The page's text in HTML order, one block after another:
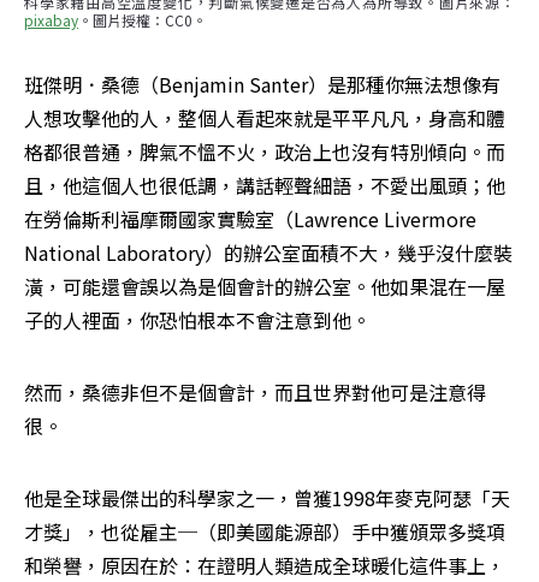
pixabay 。圖片授權：CC0。
班傑明．桑德（Benjamin Santer）是那種你無法想像有
人想攻擊他的人，整個人看起來就是平平凡凡，身高和體
格都很普通，脾氣不慍不火，政治上也沒有特別傾向。而
且，他這個人也很低調，講話輕聲細語，不愛出風頭；他
在勞倫斯利福摩爾國家實驗室（Lawrence Livermore
National Laboratory）的辦公室面積不大，幾乎沒什麼裝
潢，可能還會誤以為是個會計的辦公室。他如果混在一屋
子的人裡面，你恐怕根本不會注意到他。
然而，桑德非但不是個會計，而且世界對他可是注意得
很。
他是全球最傑出的科學家之一，曾獲1998年麥克阿瑟「天
才獎」，也從雇主─（即美國能源部）手中獲頒眾多獎項
和榮譽，原因在於：在證明人類造成全球暖化這件事上，